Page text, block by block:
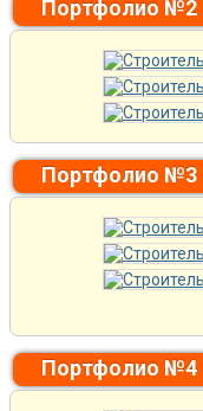
Портфолио №2
Портфолио №3
Портфолио №4